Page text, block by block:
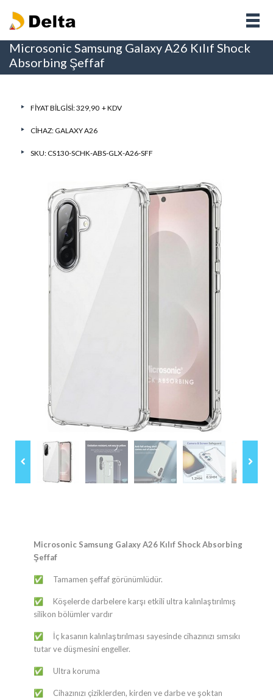
Microsonic Samsung Galaxy A26 Kılıf Shock
Absorbing Şeffaf
FIYAT BILGISI: 329,90 + KDV
CIHAZ:GALAXY A26
SKU: CS130-SCHK-ABS-GLX-A26-SFF
Microsonic Samsung Galaxy A26 Kılıf Shock Absorbing
Şeffaf
✅ ​​​​​​​​​​​​​​​​​​​​​​​​​​​​​​​​​​​​​Tamamen şeffaf görünümlüdür.
✅ Köşelerde darbelere karşı etkili ultra kalınlaştırılmış
silikon bölümler vardır
✅ İç kasanın kalınlaştırılması sayesinde cihazınızı sımsıkı
tutar ve düşmesini engeller.
✅ Ultra koruma
✅ Cihazınızı çiziklerden, kirden ve darbe ve şoktan